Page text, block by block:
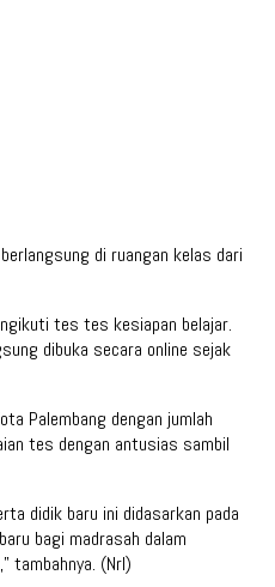
di ruangan kelas dari
tes tes kesiapan belajar.
dibuka secara online sejak
Palembang dengan jumlah
tes dengan antusias sambil
didik baru ini didasarkan pada
bagi madrasah dalam
tambahnya. (Nrl)